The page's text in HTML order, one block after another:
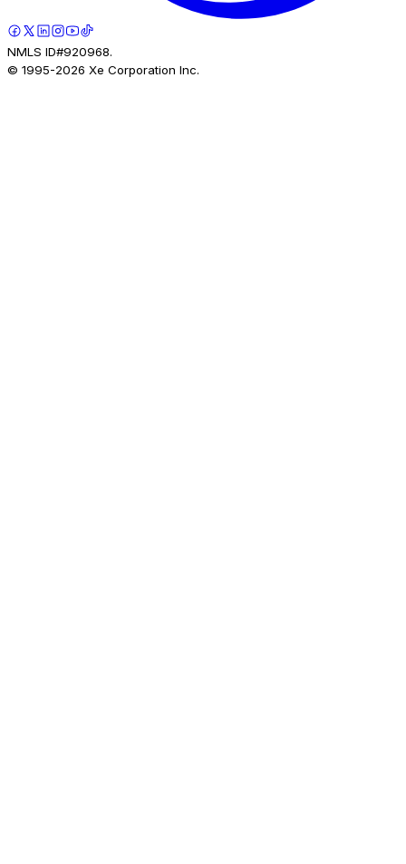
NMLS ID#920968.
© 1995-2026 Xe Corporation Inc.